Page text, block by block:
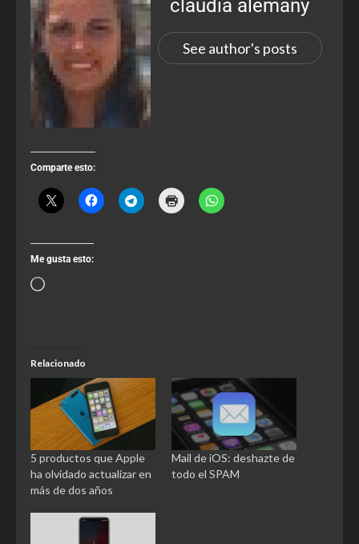
claudia alemañy
See author's posts
Comparte esto:
Me gusta esto:
Relacionado
5 productos que Apple
ha olvidado actualizar en
más de dos años
Mail de iOS: deshazte de
todo el SPAM